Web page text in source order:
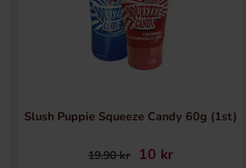
Slush Puppie Squeeze Candy 60g (1st)
19.90 kr 10 kr